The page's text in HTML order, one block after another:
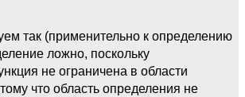
так (применительно к определению
ложно, поскольку
не ограничена в области
что область определения не